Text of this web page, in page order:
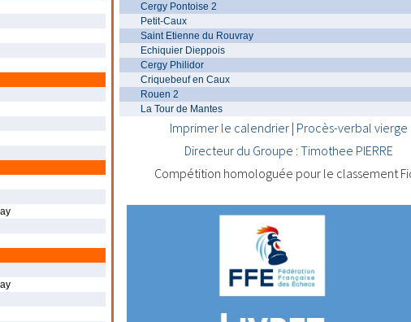
Cergy Pontoise 2
Petit-Caux
Saint Etienne du Rouvray
Echiquier Dieppois
Cergy Philidor
Criquebeuf en Caux
Rouen 2
La Tour de Mantes
Imprimer le calendrier| Procès-verbal vierge
Directeur du Groupe : Timothee PIERRE
Compétition homologuée pour le classement